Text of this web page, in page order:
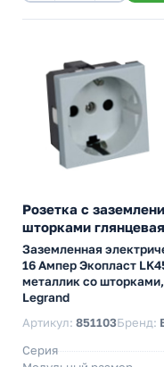
Розетка с
шторками
Заземленная
16 Ампер Экопласт
металлик со
Legrand
Артикул: 851103Бренд:
Серия